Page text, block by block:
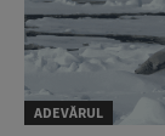
ADEVĂRUL